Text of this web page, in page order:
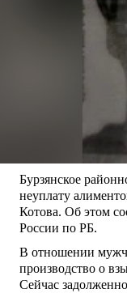
Бурзянское
неуплату
Котова. Об этом
России по РБ.
В отношении
производство о
Сейчас